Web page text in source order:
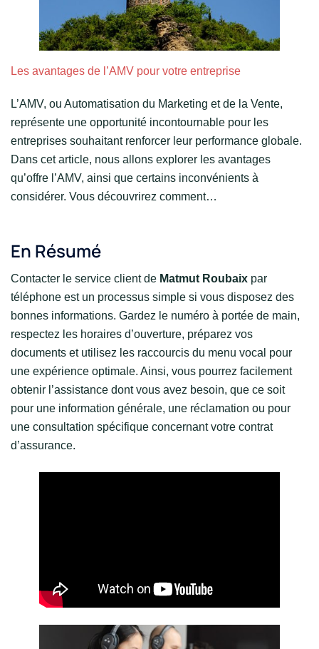
Les avantages de l’AMV pour votre entreprise
L’AMV, ou Automatisation du Marketing et de la Vente,
représente une opportunité incontournable pour les
entreprises souhaitant renforcer leur performance globale.
Dans cet article, nous allons explorer les avantages
qu’offre l’AMV, ainsi que certains inconvénients à
considérer. Vous découvrirez comment…
En Résumé
Contacter le service client de Matmut Roubaix par
téléphone est un processus simple si vous disposez des
bonnes informations. Gardez le numéro à portée de main,
respectez les horaires d’ouverture, préparez vos
documents et utilisez les raccourcis du menu vocal pour
une expérience optimale. Ainsi, vous pourrez facilement
obtenir l’assistance dont vous avez besoin, que ce soit
pour une information générale, une réclamation ou pour
une consultation spécifique concernant votre contrat
d’assurance.